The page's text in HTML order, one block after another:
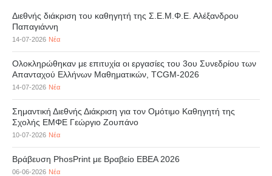
Διεθνής διάκριση του καθηγητή της Σ.Ε.Μ.Φ.Ε. Αλέξανδρου
Παπαγιάννη
14-07-2026 Νέα
Ολοκληρώθηκαν με επιτυχία οι εργασίες του 3ου Συνεδρίου των
Απανταχού Ελλήνων Μαθηματικών, TCGM-2026
14-07-2026 Νέα
Σημαντική Διεθνής Διάκριση για τον Ομότιμο Καθηγητή της
Σχολής ΕΜΦΕ Γεώργιο Ζουπάνο
10-07-2026 Νέα
Βράβευση PhosPrint με Βραβείο ΕΒΕΑ 2026
06-06-2026 Νέα